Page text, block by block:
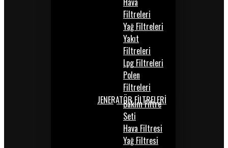
Filtreleri
Yağ Filtreleri
Yakıt
Filtreleri
Lpg Filtreleri
Polen
Filtreleri
JENERATÖR FİLTRELERİ
Bakım Filtre
Seti
Hava Filtresi
Yağ Filtresi